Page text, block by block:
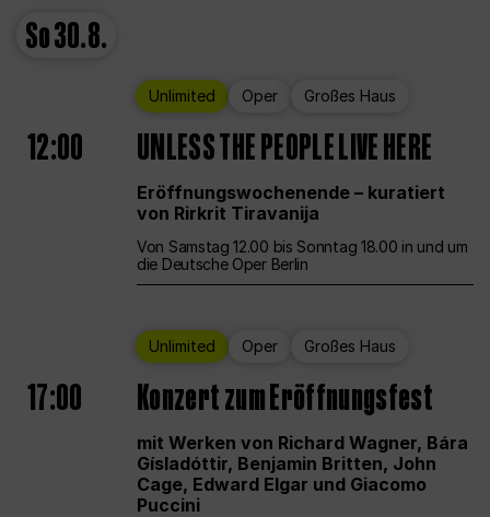
So30.8.
Unlimited Oper Großes Haus
12:00 UNLESS THE PEOPLE LIVE HERE
Eröffnungswochenende – kuratiert
von Rirkrit Tiravanija
Von Samstag 12.00 bis Sonntag 18.00 in und um
die Deutsche Oper Berlin
Unlimited Oper Großes Haus
17:00 Konzert zum Eröffnungsfest
mit Werken von Richard Wagner, Bára
Gísladóttir, Benjamin Britten, John
Cage, Edward Elgar und Giacomo
Puccini